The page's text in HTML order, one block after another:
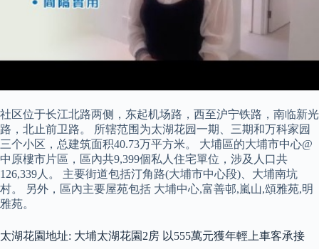
社区位于长江北路两侧，东起机场路，西至沪宁铁路，南临新光
路，北止前卫路。 所辖范围为太湖花园一期、三期和万科家园
三个小区，总建筑面积40.73万平方米。 大埔區的大埔市中心@
中原樓市片區，區內共9,399個私人住宅單位，涉及人口共
126,339人。 主要街道包括汀角路(大埔市中心段)、大埔南坑
村。 另外，區內主要屋苑包括 大埔中心,富善邨,嵐山,頌雅苑,明
雅苑。
太湖花園地址: 大埔太湖花園2房 以555萬元獲年輕上車客承接